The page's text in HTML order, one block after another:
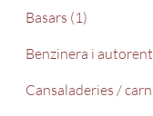
Basars (1)
Benzinera i
Cansaladeries /